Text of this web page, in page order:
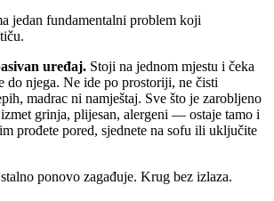
jedan fundamentalni problem koji
uređaj. Stoji na jednom mjestu i čeka
do njega. Ne ide po prostoriji, ne čisti
madrac ni namještaj. Sve što je zarobljeno
grinja, plijesan, alergeni — ostaje tamo i
prođete pored, sjednete na sofu ili uključite
ponovo zagađuje. Krug bez izlaza.